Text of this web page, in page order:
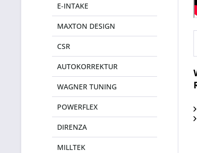
E-INTAKE
MAXTON DESIGN
CSR
AUTOKORREKTUR
WAGNER TUNING
POWERFLEX
DIRENZA
MILLTEK